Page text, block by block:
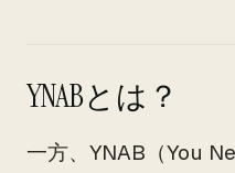
YNABとは？
一方、YNAB（You